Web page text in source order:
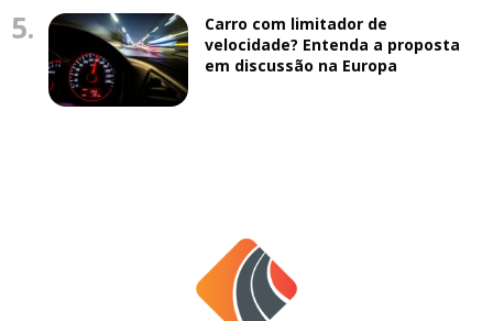
5.
Carro com limitador de
velocidade? Entenda a proposta
em discussão na Europa